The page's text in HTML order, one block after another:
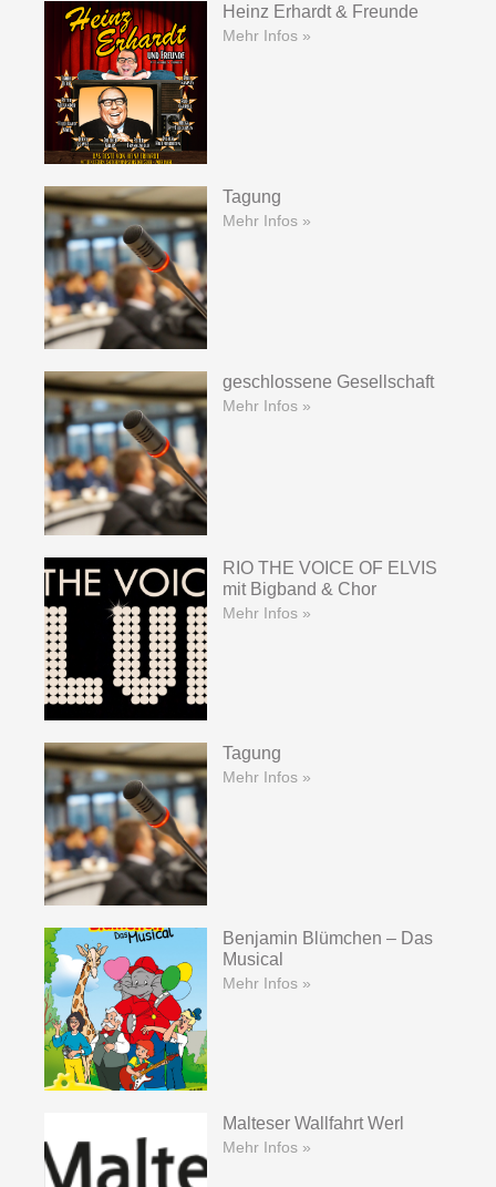
Heinz Erhardt & Freunde
Mehr Infos »
Tagung
Mehr Infos »
geschlossene Gesellschaft
Mehr Infos »
RIO THE VOICE OF ELVIS
mit Bigband & Chor
Mehr Infos »
Tagung
Mehr Infos »
Benjamin Blümchen – Das
Musical
Mehr Infos »
Malteser Wallfahrt Werl
Mehr Infos »